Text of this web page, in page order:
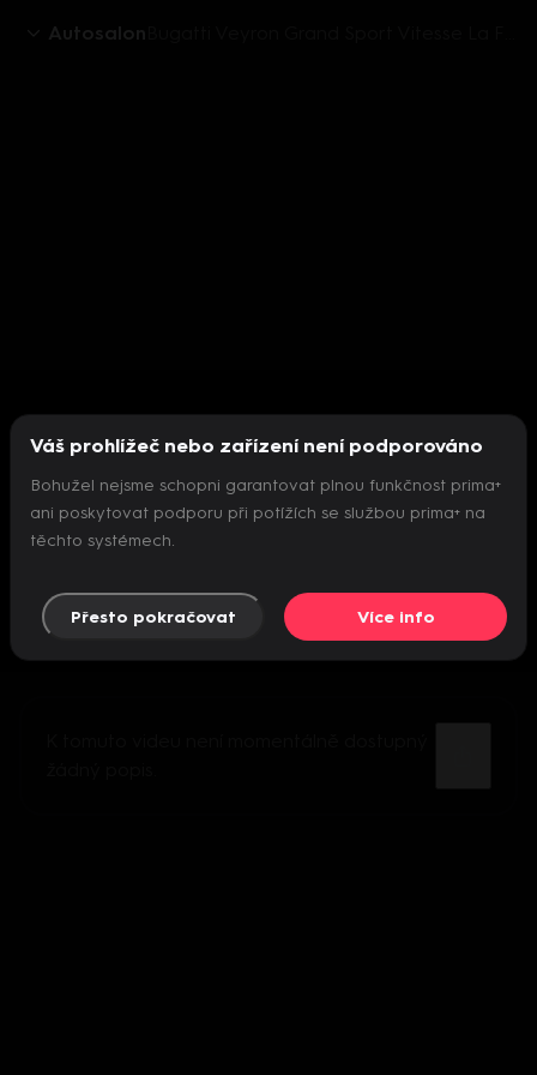
Autosalon
Nepodařilo se inicializovat přehrávač
Váš prohlížeč nebo zařízení není podporováno
Bohužel nejsme schopni garantovat plnou funkčnost prima+
ani poskytovat podporu při potížích se službou prima+ na
těchto systémech.
Přesto pokračovat Více info